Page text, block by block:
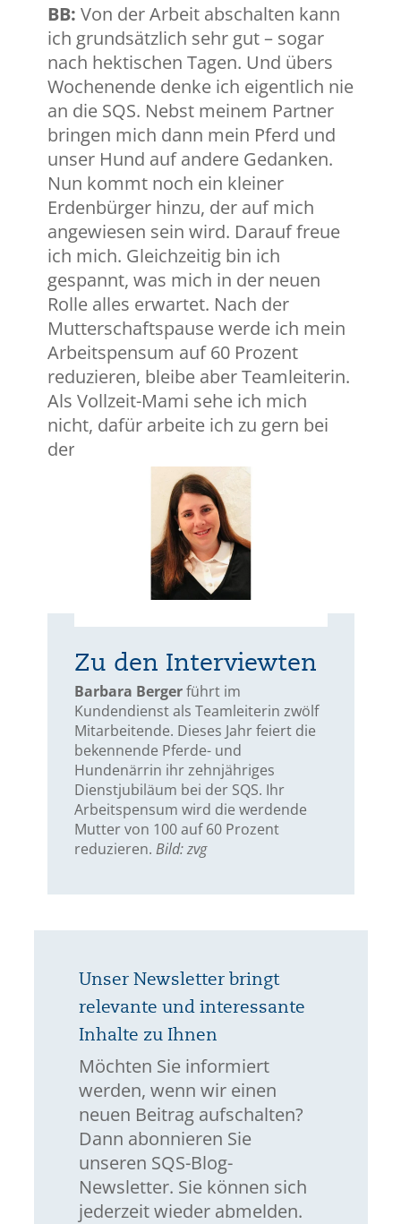
BB: Von der Arbeit abschalten kann
ich grundsätzlich sehr gut – sogar
nach hektischen Tagen. Und übers
Wochenende denke ich eigentlich nie
an die SQS. Nebst meinem Partner
bringen mich dann mein Pferd und
unser Hund auf andere Gedanken.
Nun kommt noch ein kleiner
Erdenbürger hinzu, der auf mich
angewiesen sein wird. Darauf freue
ich mich. Gleichzeitig bin ich
gespannt, was mich in der neuen
Rolle alles erwartet. Nach der
Mutterschaftspause werde ich mein
Arbeitspensum auf 60 Prozent
reduzieren, bleibe aber Teamleiterin.
Als Vollzeit-Mami sehe ich mich
nicht, dafür arbeite ich zu gern bei
der SQS.
Zu den Interviewten
Barbara Bergerführt im
Kundendienst als Teamleiterin zwölf
Mitarbeitende. Dieses Jahr feiert die
bekennende Pferde- und
Hundenärrin ihr zehnjähriges
Dienstjubiläum bei der SQS. Ihr
Arbeitspensum wird die werdende
Mutter von 100 auf 60 Prozent
reduzieren. Bild: zvg
Unser Newsletter bringt
relevante und interessante
Inhalte zu Ihnen
Möchten Sie informiert
werden, wenn wir einen
neuen Beitrag aufschalten?
Dann abonnieren Sie
unseren SQS-Blog-
Newsletter. Sie können sich
jederzeit wieder abmelden.